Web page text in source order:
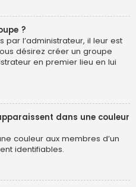
?
l’administrateur, il leur est
désirez créer un groupe
en premier lieu en lui
dans une couleur
couleur aux membres d’un
identifiables.